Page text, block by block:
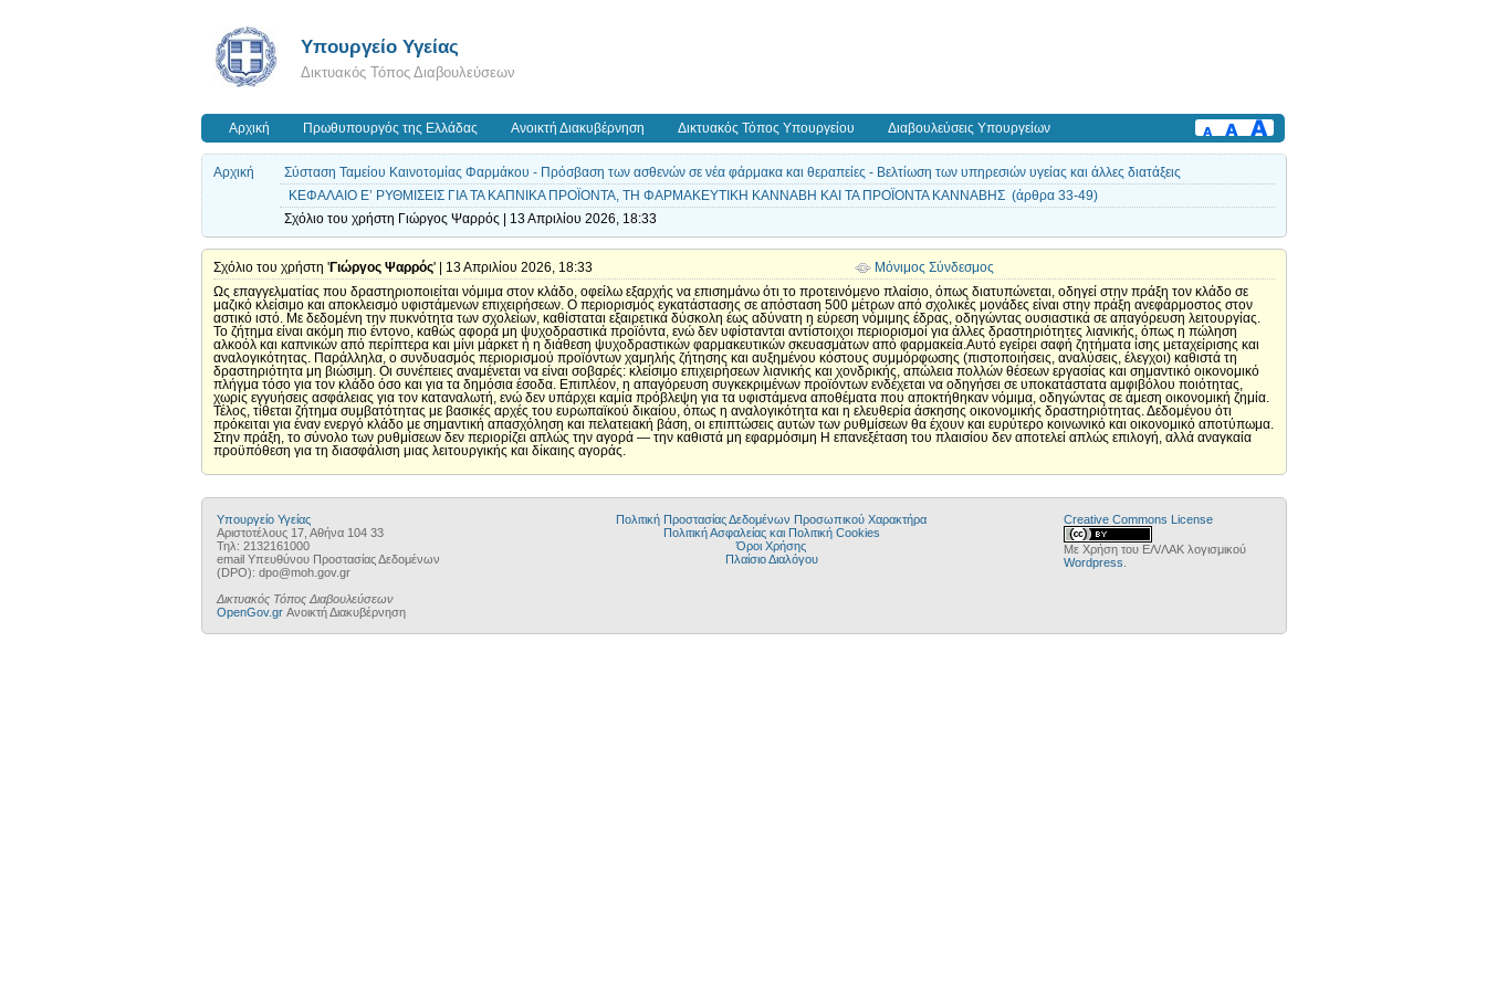
Υπουργείο Υγείας
Δικτυακός Τόπος Διαβουλεύσεων
Αρχική Πρωθυπουργός της Ελλάδας Ανοικτή Διακυβέρνηση Δικτυακός Τόπος Υπουργείου Διαβουλεύσεις Υπουργείων
Αρχική
Σύσταση Ταμείου Καινοτομίας Φαρμάκου - Πρόσβαση των ασθενών σε νέα φάρμακα και θεραπείες - Βελτίωση των υπηρεσιών υγείας και άλλες διατάξεις
ΚΕΦΑΛΑΙΟ Ε’ ΡΥΘΜΙΣΕΙΣ ΓΙΑ ΤΑ ΚΑΠΝΙΚΑ ΠΡΟΪΟΝΤΑ, ΤΗ ΦΑΡΜΑΚΕΥΤΙΚΗ ΚΑΝΝΑΒΗ KAI TA ΠΡΟΪΟΝΤΑ ΚΑΝΝΑΒΗΣ (άρθρα 33-49)
Σχόλιο του χρήστη Γιώργος Ψαρρός | 13 Απριλίου 2026, 18:33
Σχόλιο του χρήστη 'Γιώργος Ψαρρός' | 13 Απριλίου 2026, 18:33
Μόνιμος Σύνδεσμος
Ως επαγγελματίας που δραστηριοποιείται νόμιμα στον κλάδο, οφείλω εξαρχής να επισημάνω ότι το προτεινόμενο πλαίσιο, όπως διατυπώνεται, οδηγεί στην πράξη τον κλάδο σε
μαζικό κλείσιμο και αποκλεισμό υφιστάμενων επιχειρήσεων. Ο περιορισμός εγκατάστασης σε απόσταση 500 μέτρων από σχολικές μονάδες είναι στην πράξη ανεφάρμοστος στον
αστικό ιστό. Με δεδομένη την πυκνότητα των σχολείων, καθίσταται εξαιρετικά δύσκολη έως αδύνατη η εύρεση νόμιμης έδρας, οδηγώντας ουσιαστικά σε απαγόρευση λειτουργίας.
Το ζήτημα είναι ακόμη πιο έντονο, καθώς αφορά μη ψυχοδραστικά προϊόντα, ενώ δεν υφίστανται αντίστοιχοι περιορισμοί για άλλες δραστηριότητες λιανικής, όπως η πώληση
αλκοόλ και καπνικών από περίπτερα και μίνι μάρκετ ή η διάθεση ψυχοδραστικών φαρμακευτικών σκευασμάτων από φαρμακεία.Αυτό εγείρει σαφή ζητήματα ίσης μεταχείρισης και
αναλογικότητας. Παράλληλα, ο συνδυασμός περιορισμού προϊόντων χαμηλής ζήτησης και αυξημένου κόστους συμμόρφωσης (πιστοποιήσεις, αναλύσεις, έλεγχοι) καθιστά τη
δραστηριότητα μη βιώσιμη. Οι συνέπειες αναμένεται να είναι σοβαρές: κλείσιμο επιχειρήσεων λιανικής και χονδρικής, απώλεια πολλών θέσεων εργασίας και σημαντικό οικονομικό
πλήγμα τόσο για τον κλάδο όσο και για τα δημόσια έσοδα. Επιπλέον, η απαγόρευση συγκεκριμένων προϊόντων ενδέχεται να οδηγήσει σε υποκατάστατα αμφιβόλου ποιότητας,
χωρίς εγγυήσεις ασφάλειας για τον καταναλωτή, ενώ δεν υπάρχει καμία πρόβλεψη για τα υφιστάμενα αποθέματα που αποκτήθηκαν νόμιμα, οδηγώντας σε άμεση οικονομική ζημία.
Τέλος, τίθεται ζήτημα συμβατότητας με βασικές αρχές του ευρωπαϊκού δικαίου, όπως η αναλογικότητα και η ελευθερία άσκησης οικονομικής δραστηριότητας. Δεδομένου ότι
πρόκειται για έναν ενεργό κλάδο με σημαντική απασχόληση και πελατειακή βάση, οι επιπτώσεις αυτών των ρυθμίσεων θα έχουν και ευρύτερο κοινωνικό και οικονομικό αποτύπωμα.
Στην πράξη, το σύνολο των ρυθμίσεων δεν περιορίζει απλώς την αγορά — την καθιστά μη εφαρμόσιμη Η επανεξέταση του πλαισίου δεν αποτελεί απλώς επιλογή, αλλά αναγκαία
προϋπόθεση για τη διασφάλιση μιας λειτουργικής και δίκαιης αγοράς.
Υπουργείο Υγείας
Αριστοτέλους 17, Αθήνα 104 33
Τηλ: 2132161000
email Υπευθύνου Προστασίας Δεδομένων
(DPO): dpo@moh.gov.gr
Δικτυακός Τόπος Διαβουλεύσεων
OpenGov.gr Ανοικτή Διακυβέρνηση
Πολιτική Προστασίας Δεδομένων Προσωπικού Χαρακτήρα
Πολιτική Ασφαλείας και Πολιτική Cookies
Όροι Χρήσης
Πλαίσιο Διαλόγου
Creative Commons License
Με Χρήση του ΕΛ/ΛΑΚ λογισμικού
Wordpress